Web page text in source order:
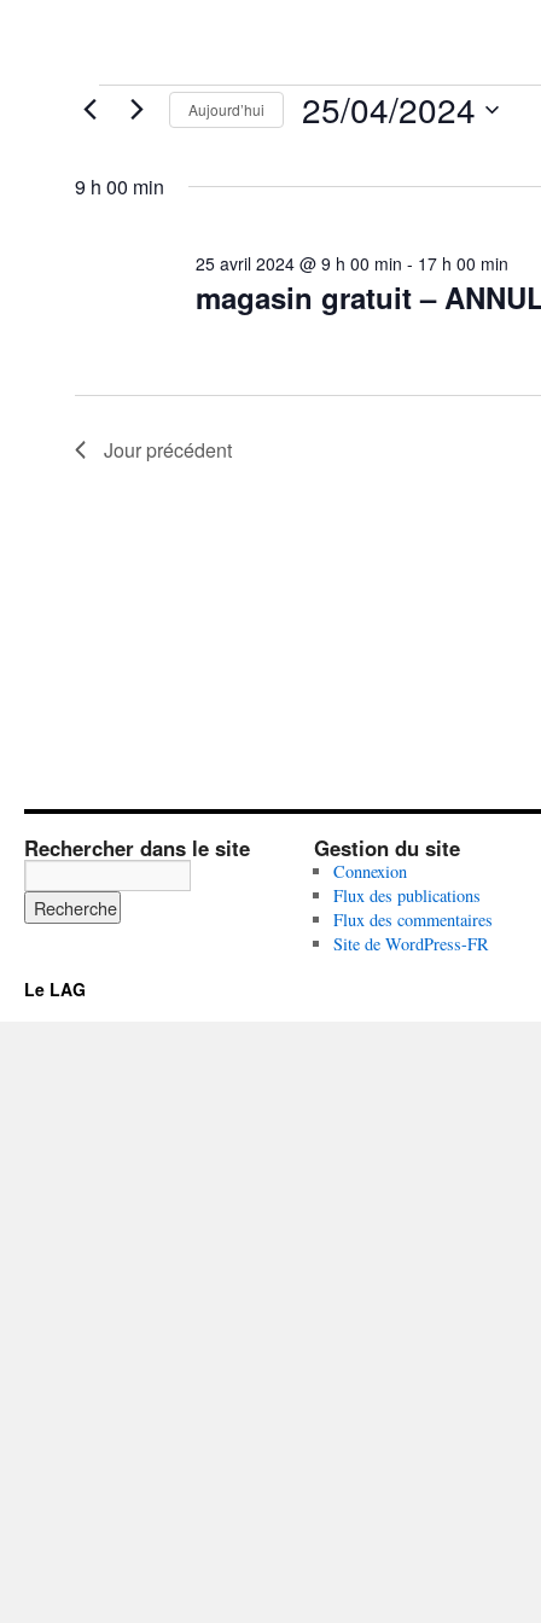
Évènements
for
2024
Aujourd’hui 25/04/2024
date.
9 h 00 min
magasin gratuit –
25 avril 2024 @ 9 h 00 min - 17 h 00 min
Jour précédent
Rechercher dans le site Gestion du site
Connexion
Flux des publications
Flux des commentaires
Site de WordPress-FR
Le LAG